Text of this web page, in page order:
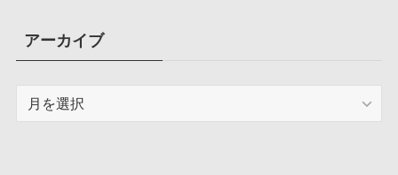
アーカイブ